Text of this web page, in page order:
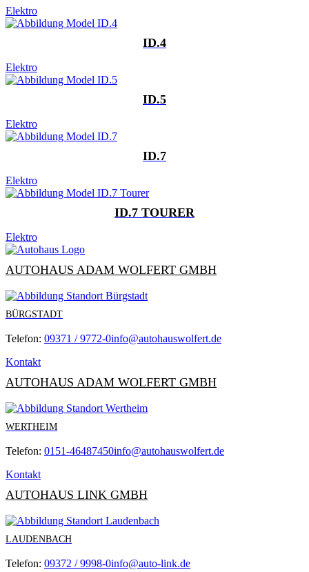
Elektro
ID.4
Elektro
ID.5
Elektro
ID.7
Elektro
ID.7 TOURER
Elektro
AUTOHAUS ADAM WOLFERT GMBH
BÜRGSTADT
Telefon: 09371 / 9772-0info@autohauswolfert.de
Kontakt
AUTOHAUS ADAM WOLFERT GMBH
WERTHEIM
Telefon: 0151-46487450info@autohauswolfert.de
Kontakt
AUTOHAUS LINK GMBH
LAUDENBACH
Telefon: 09372 / 9998-0info@auto-link.de